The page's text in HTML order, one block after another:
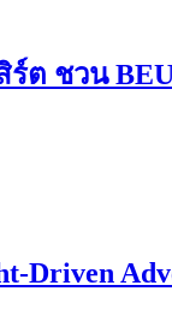
ต ชวน
Driven